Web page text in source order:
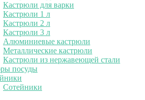
Кастрюли для варки
Кастрюли 1 л
Кастрюли 2 л
Кастрюли 3 л
Алюминиевые кастрюли
Металлические кастрюли
Кастрюли из нержавеющей стали
посуды
Сотейники